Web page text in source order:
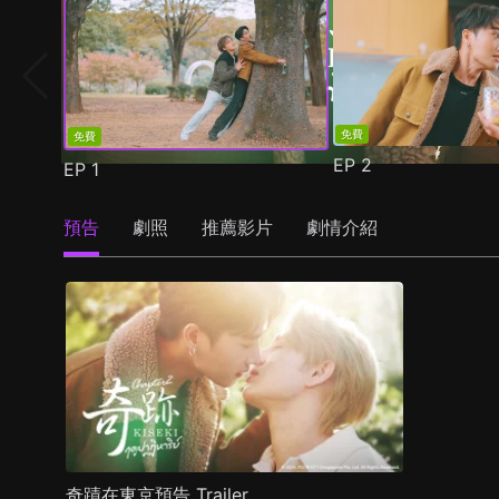
免費
EP1
免費
EP2
預告 劇照 推薦影片 劇情介紹
奇蹟在東京預告 Trailer